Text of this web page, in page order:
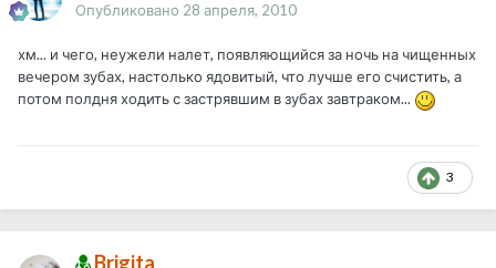
Опубликовано 28 апреля, 2010
хм... и чего, неужели налет, появляющийся за ночь на чищенных
вечером зубах, настолько ядовитый, что лучше его счистить, а
потом полдня ходить с застрявшим в зубах завтраком...
3
Brigita